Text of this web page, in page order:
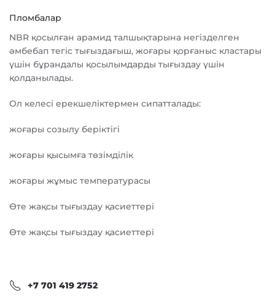
Пломбалар
NBR қосылған арамид талшықтарына негізделген
әмбебап тегіс тығыздағыш, жоғары қорғаныс кластары
үшін бұрандалы қосылымдарды тығыздау үшін
қолданылады.
Ол келесі ерекшеліктермен сипатталады:
жоғары созылу беріктігі
жоғары қысымға төзімділік
жоғары жұмыс температурасы
Өте жақсы тығыздау қасиеттері
Өте жақсы тығыздау қасиеттері
+7 701 419 2752